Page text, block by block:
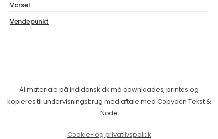
Varsel
Vendepunkt
Al materiale på indidansk.dk må downloades, printes og
kopieres til undervisningsbrug med aftale med Copydan Tekst &
Node
Cookie- og privatlivspolitik